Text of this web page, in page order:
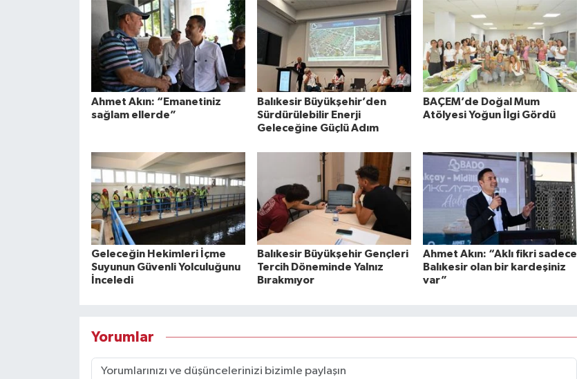
Ahmet Akın: “Emanetiniz
sağlam ellerde”
Balıkesir Büyükşehir’den
Sürdürülebilir Enerji
Geleceğine Güçlü Adım
BAÇEM’de Doğal Mum
Atölyesi Yoğun İlgi Gördü
Geleceğin Hekimleri İçme
Suyunun Güvenli Yolculuğunu
İnceledi
Balıkesir Büyükşehir Gençleri
Tercih Döneminde Yalnız
Bırakmıyor
Ahmet Akın: “Aklı fikri sadece
Balıkesir olan bir kardeşiniz
var”
Yorumlar